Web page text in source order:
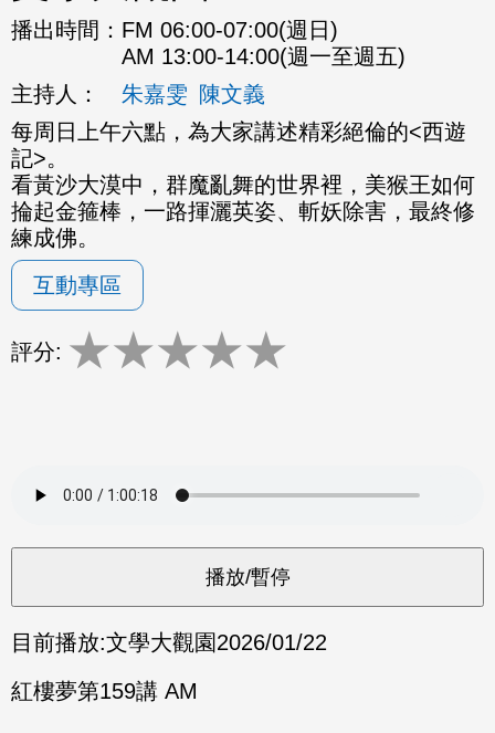
播出時間： FM 06:00-07:00(週日)
AM 13:00-14:00(週一至週五)
主持人：
朱嘉雯 陳文義
每周日上午六點，為大家講述精彩絕倫的<西遊
記>。
看黃沙大漠中，群魔亂舞的世界裡，美猴王如何
掄起金箍棒，一路揮灑英姿、斬妖除害，最終修
練成佛。
互動專區
評分: ★★★★★
目前播放:文學大觀園2026/01/22
紅樓夢第159講 AM